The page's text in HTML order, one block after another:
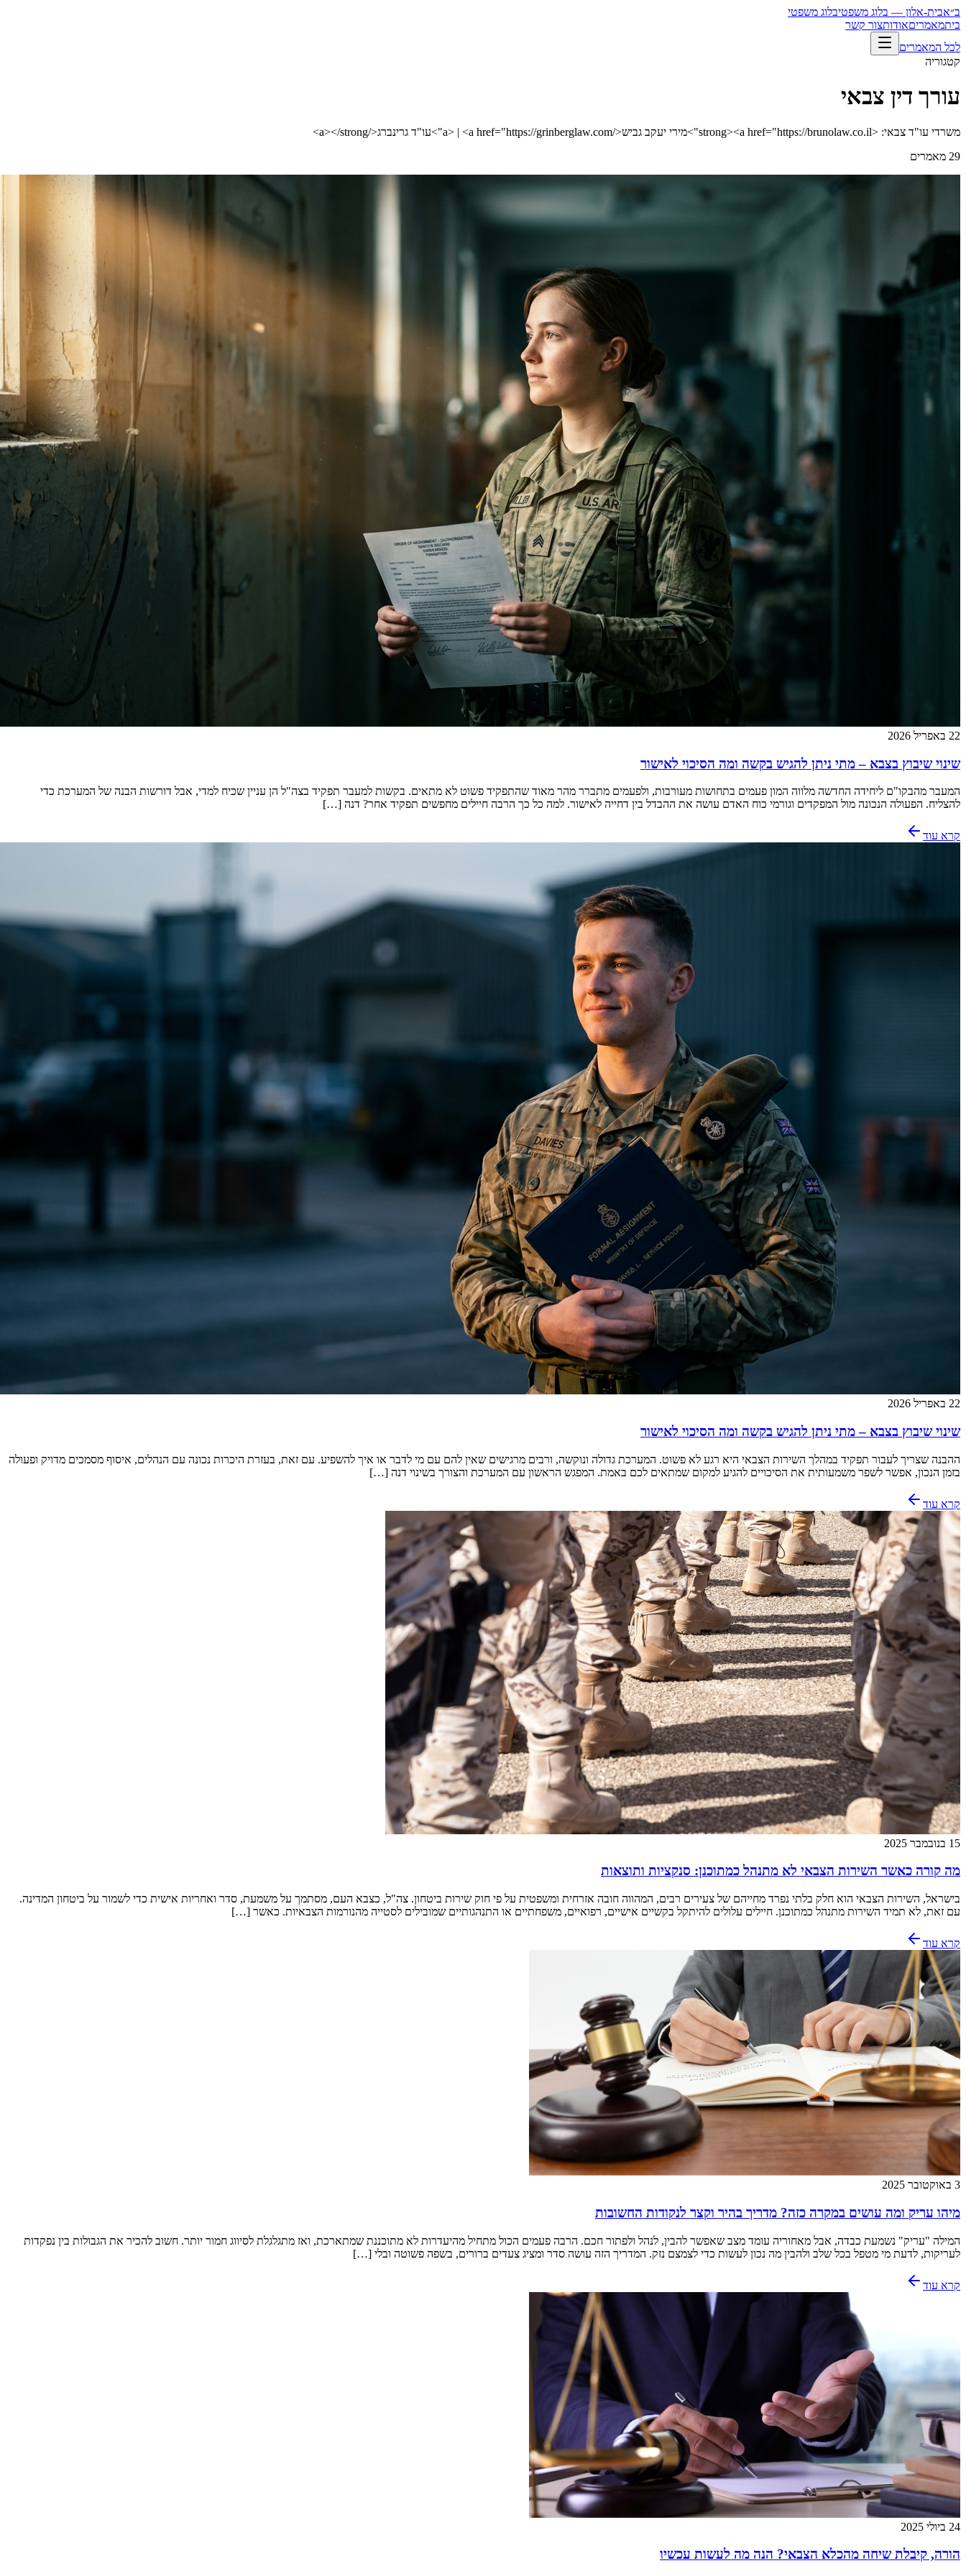
ב״אבית-אלון — בלוג משפטיבלוג משפטי
ביתמאמריםאודותצור קשר
לכל המאמרים
קטגוריה
עורך דין צבאי
משרדי עו"ד צבאי: <strong><a href="https://brunolaw.co.il">מירי יעקב גביש</a> | <a href="https://grinberglaw.com">עו"ד גרינברג</a></strong>
29 מאמרים
22 באפריל 2026
שינוי שיבוץ בצבא – מתי ניתן להגיש בקשה ומה הסיכוי לאישור
המעבר מהבקו"ם ליחידה החדשה מלווה המון פעמים בתחושות מעורבות, ולפעמים מתברר מהר מאוד שהתפקיד פשוט לא מתאים. בקשות למעבר תפקיד בצה"ל הן עניין שכיח למדי, אבל דורשות הבנה של המערכת כדי
להצליח. הפעולה הנכונה מול המפקדים וגורמי כוח האדם עושה את ההבדל בין דחייה לאישור. למה כל כך הרבה חיילים מחפשים תפקיד אחר? דנה […]
קרא עוד
22 באפריל 2026
שינוי שיבוץ בצבא – מתי ניתן להגיש בקשה ומה הסיכוי לאישור
ההבנה שצריך לעבור תפקיד במהלך השירות הצבאי היא רגע לא פשוט. המערכת גדולה ונוקשה, ורבים מרגישים שאין להם עם מי לדבר או איך להשפיע. עם זאת, בעזרת היכרות נכונה עם הנהלים, איסוף מסמכים מדויק ופעולה
בזמן הנכון, אפשר לשפר משמעותית את הסיכויים להגיע למקום שמתאים לכם באמת. המפגש הראשון עם המערכת והצורך בשינוי דנה […]
קרא עוד
15 בנובמבר 2025
מה קורה כאשר השירות הצבאי לא מתנהל כמתוכנן: סנקציות ותוצאות
בישראל, השירות הצבאי הוא חלק בלתי נפרד מחייהם של צעירים רבים, המהווה חובה אזרחית ומשפטית על פי חוק שירות ביטחון. צה"ל, כצבא העם, מסתמך על משמעת, סדר ואחריות אישית כדי לשמור על ביטחון המדינה.
עם זאת, לא תמיד השירות מתנהל כמתוכנן. חיילים עלולים להיתקל בקשיים אישיים, רפואיים, משפחתיים או התנהגותיים שמובילים לסטייה מהנורמות הצבאיות. כאשר […]
קרא עוד
3 באוקטובר 2025
מיהו עריק ומה עושים במקרה כזה? מדריך בהיר וקצר לנקודות החשובות
המילה "עריק" נשמעת כבדה, אבל מאחוריה עומד מצב שאפשר להבין, לנהל ולפתור חכם. הרבה פעמים הכול מתחיל מהיעדרות לא מתוכננת שמתארכת, ואז מתגלגלת לסיווג חמור יותר. חשוב להכיר את הגבולות בין נפקדות
לעריקות, לדעת מי מטפל בכל שלב ולהבין מה נכון לעשות כדי לצמצם נזק. המדריך הזה עושה סדר ומציג צעדים ברורים, בשפה פשוטה ובלי […]
קרא עוד
24 ביולי 2025
הורה, קיבלת שיחה מהכלא הצבאי? הנה מה לעשות עכשיו